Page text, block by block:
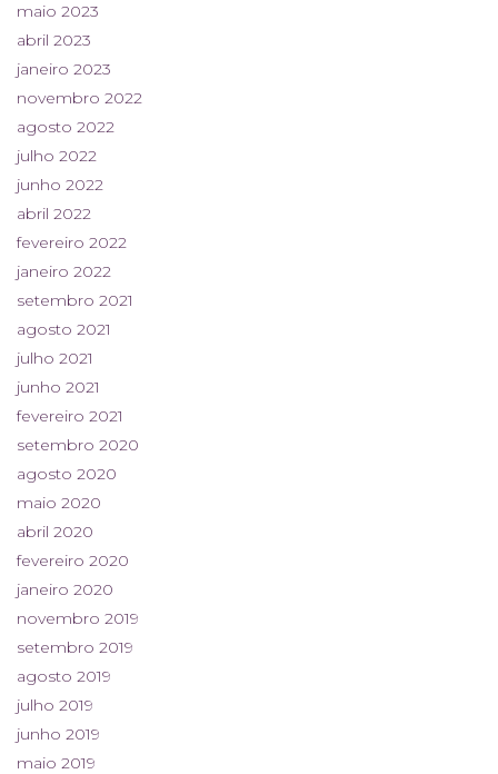
maio 2023
abril 2023
janeiro 2023
novembro 2022
agosto 2022
julho 2022
junho 2022
abril 2022
fevereiro 2022
janeiro 2022
setembro 2021
agosto 2021
julho 2021
junho 2021
fevereiro 2021
setembro 2020
agosto 2020
maio 2020
abril 2020
fevereiro 2020
janeiro 2020
novembro 2019
setembro 2019
agosto 2019
julho 2019
junho 2019
maio 2019